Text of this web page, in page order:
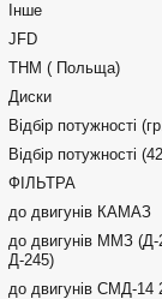
Інше
JFD
ТНМ ( Польща)
Диски
Відбір потужності
Відбір потужності
ФІЛЬТРА
до двигунів КАМАЗ
до двигунів ММЗ (Д-240 Д-243
Д-245)
до двигунів СМД-14